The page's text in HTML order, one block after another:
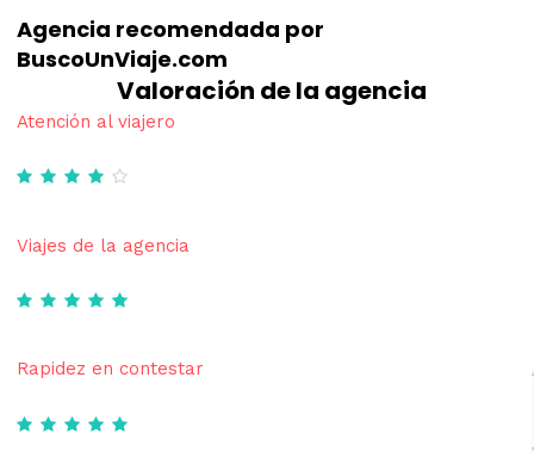
Agencia recomendada por
BuscoUnViaje.com
Valoración de la agencia
Atención al viajero
Viajes de la agencia
Rapidez en contestar